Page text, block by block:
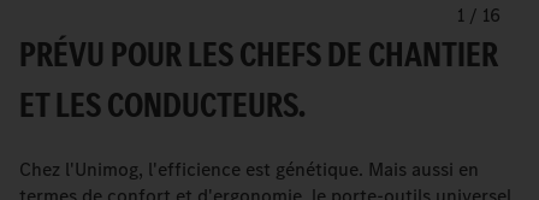
1 / 16
PRÉVU POUR LES CHEFS DE CHANTIER
ET LES CONDUCTEURS.
Chez l'Unimog, l'efficience est génétique. Mais aussi en